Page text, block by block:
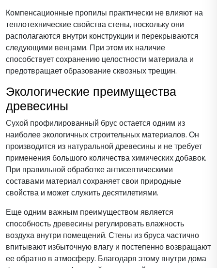
Компенсационные пропилы практически не влияют на
теплотехнические свойства стены, поскольку они
располагаются внутри конструкции и перекрываются
следующими венцами. При этом их наличие
способствует сохранению целостности материала и
предотвращает образование сквозных трещин.
Экологические преимущества
древесины
Сухой профилированный брус остается одним из
наиболее экологичных строительных материалов. Он
производится из натуральной древесины и не требует
применения большого количества химических добавок.
При правильной обработке антисептическими
составами материал сохраняет свои природные
свойства и может служить десятилетиями.
Еще одним важным преимуществом является
способность древесины регулировать влажность
воздуха внутри помещений. Стены из бруса частично
впитывают избыточную влагу и постепенно возвращают
ее обратно в атмосферу. Благодаря этому внутри дома